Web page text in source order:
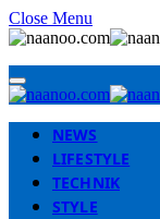
Close Menu
NEWS
LIFESTYLE
TECHNIK
STYLE